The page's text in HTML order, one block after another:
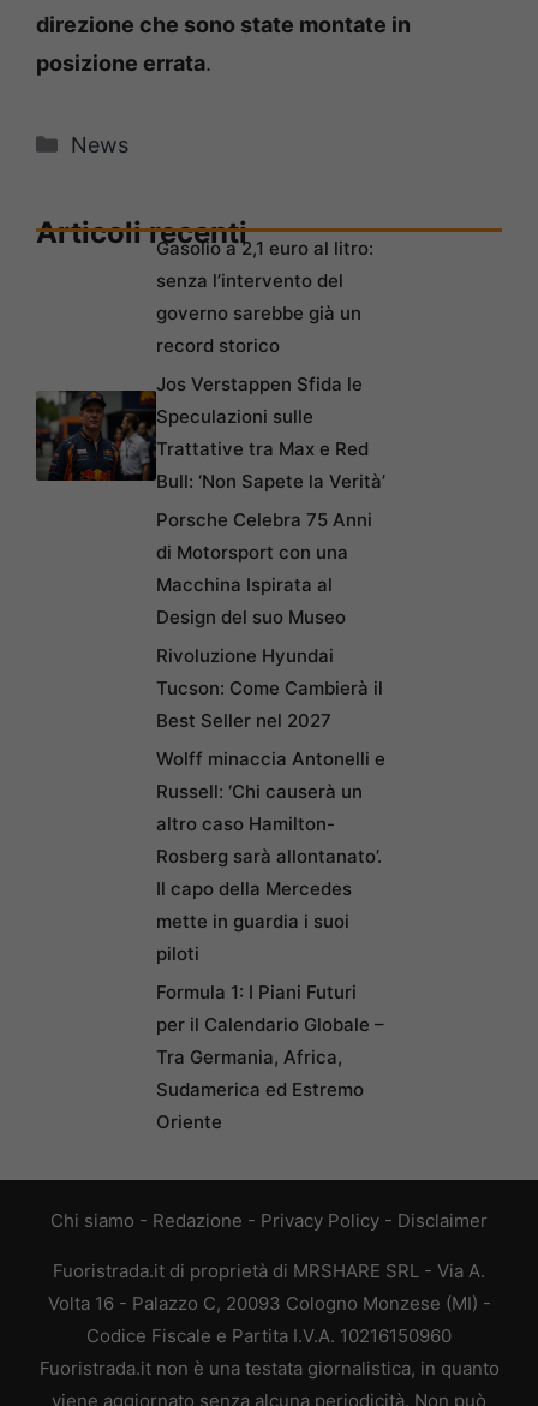
direzione che sono state montate in
posizione errata.
Categorie
News
Articoli recentiGasolio a 2,1 euro al litro:
senza l’intervento del
governo sarebbe già un
record storico
Jos Verstappen Sfida le
Speculazioni sulle
Trattative tra Max e Red
Bull: ‘Non Sapete la Verità’
Porsche Celebra 75 Anni
di Motorsport con una
Macchina Ispirata al
Design del suo Museo
Rivoluzione Hyundai
Tucson: Come Cambierà il
Best Seller nel 2027
Wolff minaccia Antonelli e
Russell: ‘Chi causerà un
altro caso Hamilton-
Rosberg sarà allontanato’.
Il capo della Mercedes
mette in guardia i suoi
piloti
Formula 1: I Piani Futuri
per il Calendario Globale –
Tra Germania, Africa,
Sudamerica ed Estremo
Oriente
Chi siamo - Redazione - Privacy Policy - Disclaimer
Fuoristrada.it di proprietà di MRSHARE SRL - Via A.
Volta 16 - Palazzo C, 20093 Cologno Monzese (MI) -
Codice Fiscale e Partita I.V.A. 10216150960
Fuoristrada.it non è una testata giornalistica, in quanto
viene aggiornato senza alcuna periodicità. Non può